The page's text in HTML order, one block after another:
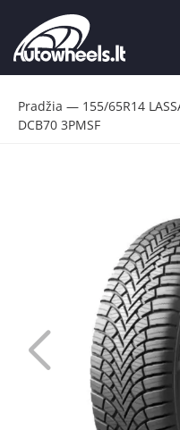
Pradžia — 155/65R14
DCB70 3PMSF